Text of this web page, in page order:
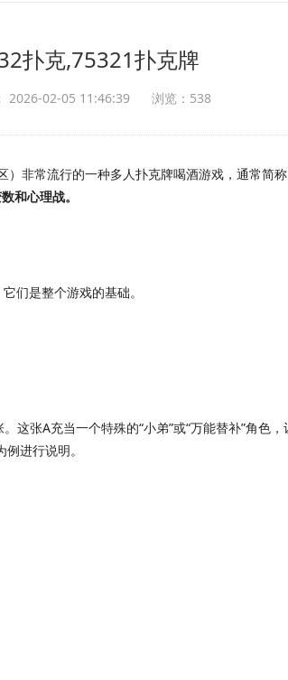
扑克,75321扑克牌
2026-02-05 11:46:39 浏览：538
）非常流行的一种多人扑克牌喝酒游戏，通常简
和心理战。
它们是整个游戏的基础。
。这张A充当一个特殊的“小弟”或“万能替补”角色
例进行说明。